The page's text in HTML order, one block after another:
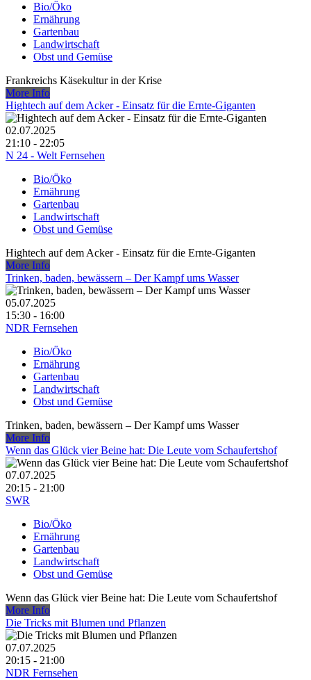
Bio/Öko
Ernährung
Gartenbau
Landwirtschaft
Obst und Gemüse
Frankreichs Käsekultur in der Krise
More Info
Hightech auf dem Acker - Einsatz für die Ernte-Giganten
02.07.2025
21:10 - 22:05
N 24 - Welt Fernsehen
Bio/Öko
Ernährung
Gartenbau
Landwirtschaft
Obst und Gemüse
Hightech auf dem Acker - Einsatz für die Ernte-Giganten
More Info
Trinken, baden, bewässern – Der Kampf ums Wasser
05.07.2025
15:30 - 16:00
NDR Fernsehen
Bio/Öko
Ernährung
Gartenbau
Landwirtschaft
Obst und Gemüse
Trinken, baden, bewässern – Der Kampf ums Wasser
More Info
Wenn das Glück vier Beine hat: Die Leute vom Schaufertshof
07.07.2025
20:15 - 21:00
SWR
Bio/Öko
Ernährung
Gartenbau
Landwirtschaft
Obst und Gemüse
Wenn das Glück vier Beine hat: Die Leute vom Schaufertshof
More Info
Die Tricks mit Blumen und Pflanzen
07.07.2025
20:15 - 21:00
NDR Fernsehen